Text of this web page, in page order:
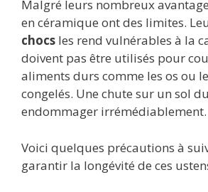
Malgré leurs nombreux
en céramique ont des limites.
chocs les rend vulnérables à la
doivent pas être utilisés pour
aliments durs comme les os ou
congelés. Une chute sur un sol
endommager irrémédiablement.
Voici quelques précautions à
garantir la longévité de ces